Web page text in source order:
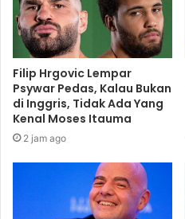
Filip Hrgovic Lempar
Psywar Pedas, Kalau Bukan
di Inggris, Tidak Ada Yang
Kenal Moses Itauma
2 jam ago